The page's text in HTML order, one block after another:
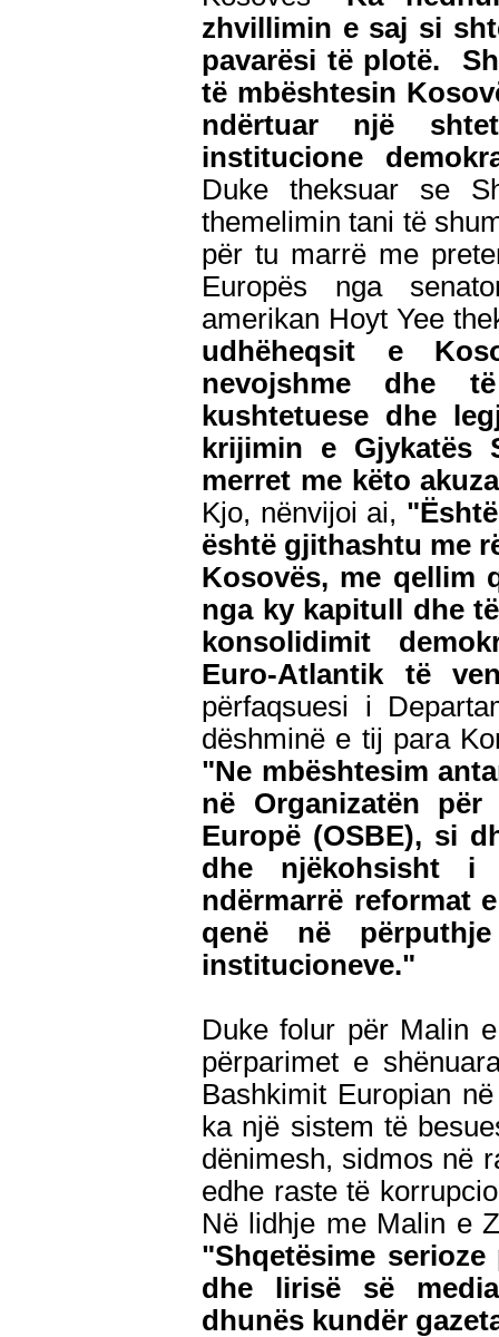
zhvillimin e saj si
pavarësi të plotë.
të mbështesin
ndërtuar një
institucione
Duke theksuar se
themelimin tani të
për tu marrë me
Europës nga
amerikan Hoyt Yee
udhëheqsit e
nevojshme dhe të
kushtetuese dhe
krijimin e Gjykatës
merret me këto
Kjo, nënvijoi ai,
është gjithashtu me
Kosovës, me qellim
nga ky kapitull dhe
konsolidimit
Euro-Atlantik të
përfaqsuesi i
dëshminë e tij para
"Ne mbështesim
në Organizatën
Europë (OSBE), si
dhe njëkohsisht i
ndërmarrë reformat
qenë në
institucioneve."
Duke folur për Malin
përparimet e
Bashkimit Europian
ka një sistem të
dënimesh, sidmos në
edhe raste të
Në lidhje me Malin e
"Shqetësime
dhe lirisë së
dhunës kundër